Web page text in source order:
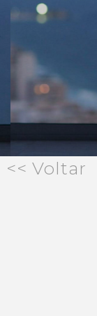
<< Voltar